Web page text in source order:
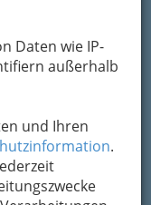
Daten wie IP-
außerhalb
und Ihren
.
der Murszene